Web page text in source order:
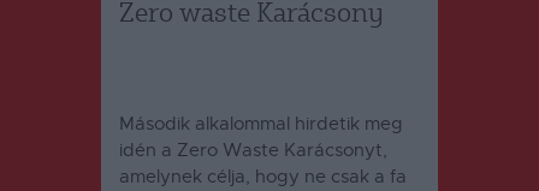
Zero waste Karácsony
Második alkalommal hirdetik meg
idén a Zero Waste Karácsonyt,
amelynek célja, hogy ne csak a fa